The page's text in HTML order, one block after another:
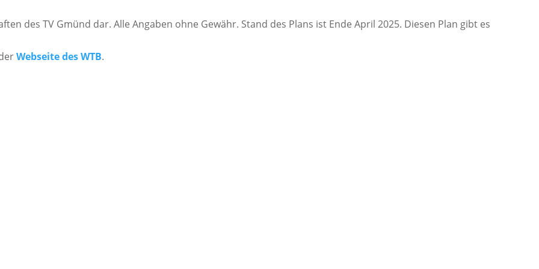
des TV Gmünd dar. Alle Angaben ohne Gewähr. Stand des Plans ist Ende April 2025. Diesen Plan gibt es
Webseite des WTB.